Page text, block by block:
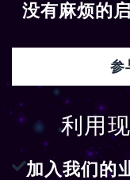
没有麻烦的
参
利用
加入我们的